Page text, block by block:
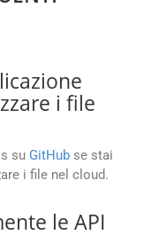
i file
su GitHub se stai
i file nel cloud.
le API